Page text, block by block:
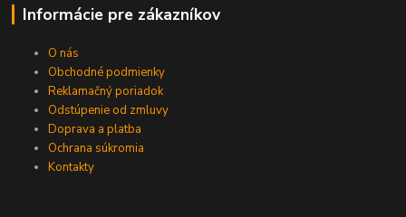
Informácie pre zákazníkov
O nás
Obchodné podmienky
Reklamačný poriadok
Odstúpenie od zmluvy
Doprava a platba
Ochrana súkromia
Kontakty